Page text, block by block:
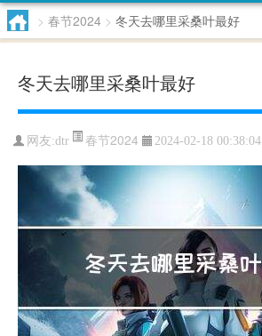
> 春节2024 > 冬天去哪里采桑叶最好
冬天去哪里采桑叶最好
网友:dtr 春节2024 2024-02-18 00:38:04